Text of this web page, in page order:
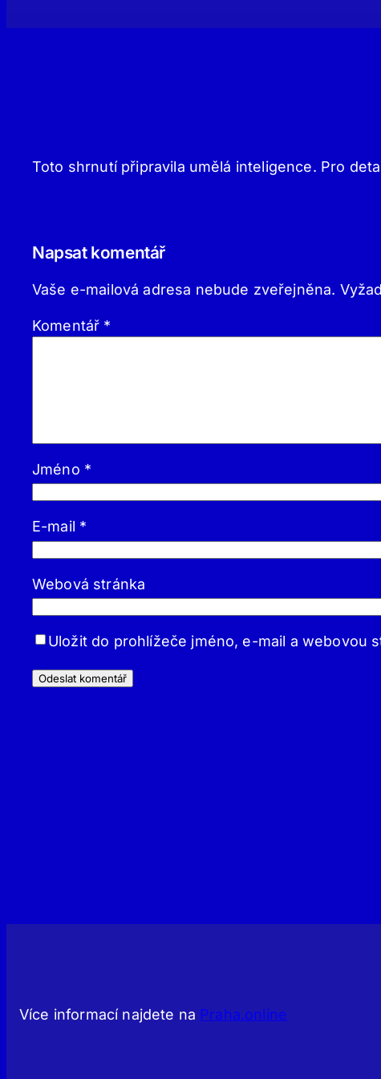
Toto shrnutí připravila umělá inteligence. Pro
Napsat komentář
Vaše e-mailová adresa nebude zveřejněna.
Komentář *
Jméno *
E-mail *
Webová stránka
Uložit do prohlížeče jméno, e-mail a webovou
Více informací najdete na Praha.online